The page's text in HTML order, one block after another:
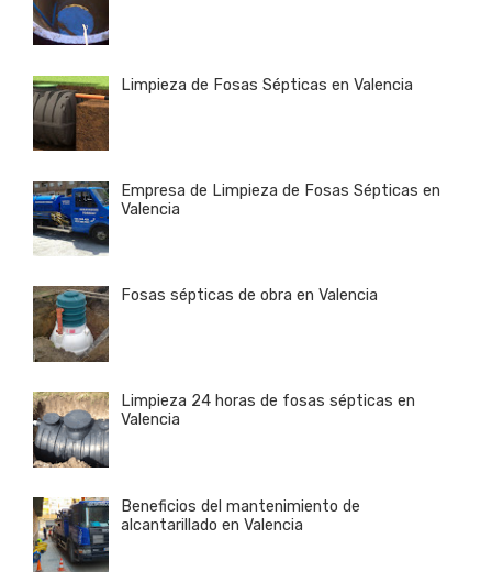
Limpieza de Fosas Sépticas en Valencia
Empresa de Limpieza de Fosas Sépticas en
Valencia
Fosas sépticas de obra en Valencia
Limpieza 24 horas de fosas sépticas en
Valencia
Beneficios del mantenimiento de
alcantarillado en Valencia